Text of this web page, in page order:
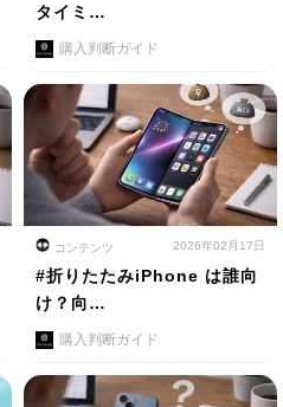
タイミ…
購入判断ガイド
コンテンツ 2026年02月17日
#折りたたみiPhone は誰向
け？向…
購入判断ガイド